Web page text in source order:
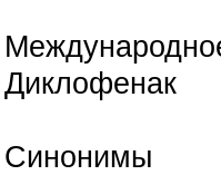
Диклофенак
Синонимы